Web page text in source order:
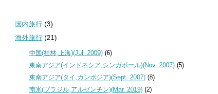
国内旅行 (3)
海外旅行 (21)
中国(桂林,上海)(Jul. 2009)(6)
東南アジア(インドネシア,シンガポール)(Nov. 2007)(5)
東南アジア(タイ,カンボジア)(Sept. 2007)(8)
南米(ブラジル,アルゼンチン)(Mar. 2019)(2)